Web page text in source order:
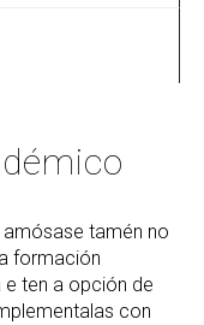
tamén no
formación
ten a opción de
con